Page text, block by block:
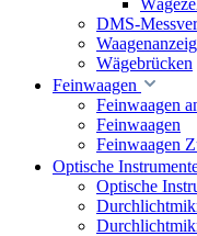
DMS-
Wägebrücken
Feinwaagen
Feinwaagen
Feinwaagen
Feinwaagen
Optische
Optische